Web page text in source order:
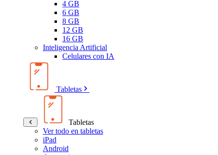
4 GB
6 GB
8 GB
12 GB
16 GB
Inteligencia Artificial
Celulares con IA
Tabletas
Tabletas
Ver todo en tabletas
iPad
Android